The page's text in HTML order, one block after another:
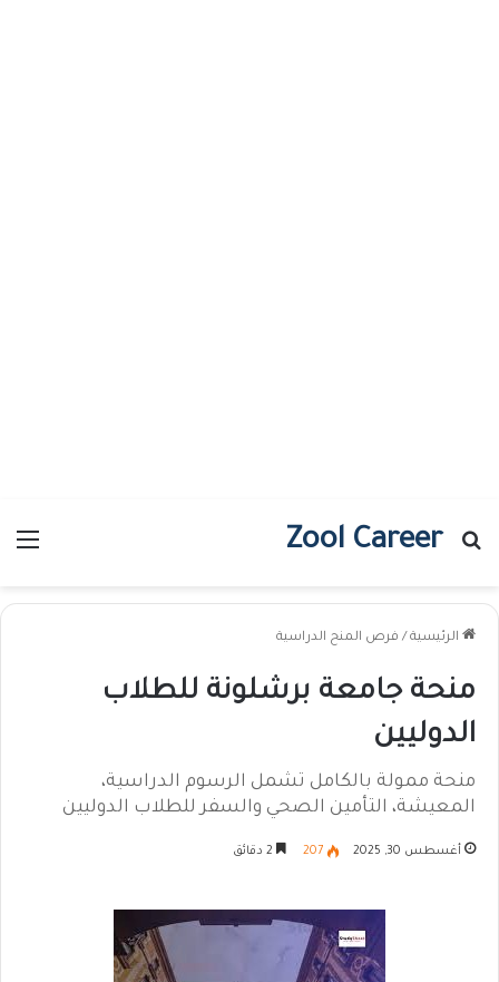
Zool Career
بحث عن
الرئيسية / فرص المنح الدراسية
منحة جامعة برشلونة للطلاب
الدوليين
منحة ممولة بالكامل تشمل الرسوم الدراسية،
المعيشة، التأمين الصحي والسفر للطلاب الدوليين
أغسطس 30, 2025 207